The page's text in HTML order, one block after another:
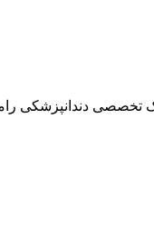
تخصصی دندانپزشکی